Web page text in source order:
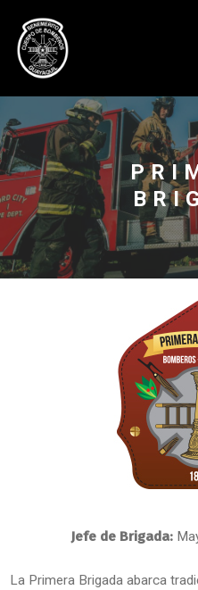
Jefe de Brigada:
La Primera Brigada abarca